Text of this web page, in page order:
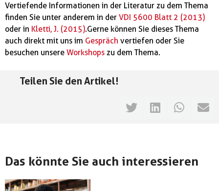
Vertiefende Informationen in der Literatur zu dem Thema
finden Sie unter anderem in der VDI 5600 Blatt 2 (2013)
oder in Kletti, J. (2015). Gerne können Sie dieses Thema
auch direkt mit uns im Gespräch vertiefen oder Sie
besuchen unsere Workshops zu dem Thema.
Teilen Sie den Artikel!
Das könnte Sie auch interessieren